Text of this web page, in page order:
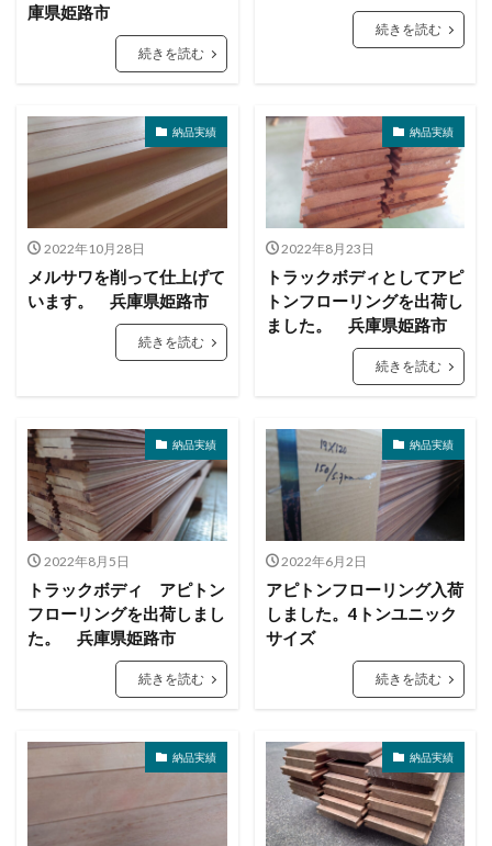
庫県姫路市
続きを読む
続きを読む
納品実績
2022年10月28日
メルサワを削って仕上げて
います。 兵庫県姫路市
続きを読む
納品実績
2022年8月23日
トラックボディとしてアピ
トンフローリングを出荷し
ました。 兵庫県姫路市
続きを読む
納品実績
2022年8月5日
トラックボディ アピトン
フローリングを出荷しまし
た。 兵庫県姫路市
続きを読む
納品実績
2022年6月2日
アピトンフローリング入荷
しました。4トンユニック
サイズ
続きを読む
納品実績 納品実績